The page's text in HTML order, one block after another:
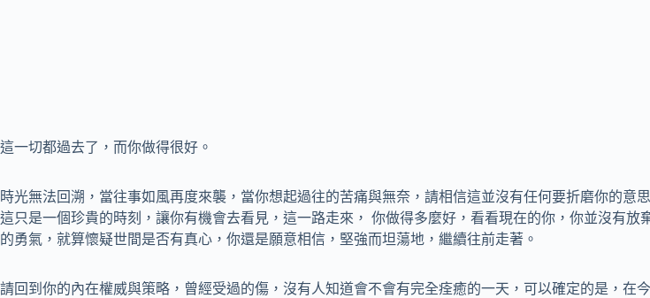
這一切都過去了，而你做得很好。
時光無法回溯，當往事如風再度來襲，當你想起過往的苦痛與無奈，請相信這並沒有任何要折磨你的意思
這只是一個珍貴的時刻，讓你有機會去看見，這一路走來， 你做得多麼好，看看現在的你，你並沒有放
的勇氣，就算懷疑世間是否有真心，你還是願意相信，堅強而坦蕩地，繼續往前走著。
請回到你的內在權威與策略，曾經受過的傷，沒有人知道會不會有完全痊癒的一天，可以確定的是，在今